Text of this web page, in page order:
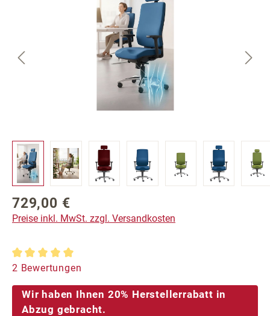
Regulärer Preis:
729,00 €
Preise inkl. MwSt. zzgl. Versandkosten
Durchschnittliche Bewertung von 5 von 5 Sternen
2 Bewertungen
Wir haben Ihnen 20% Herstellerrabatt in
Abzug gebracht.